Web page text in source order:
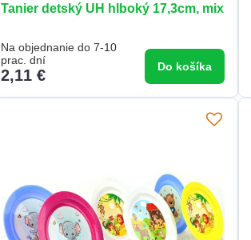
Tanier detský UH hlboký 17,3cm, mix
Na objednanie do 7-10
prac. dní
2,11 € Do košíka